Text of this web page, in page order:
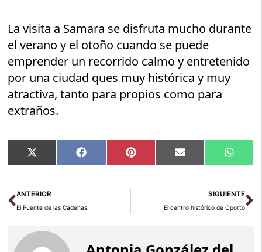
La visita a Samara se disfruta mucho durante
el verano y el otoño cuando se puede
emprender un recorrido calmo y entretenido
por una ciudad ques muy histórica y muy
atractiva, tanto para propios como para
extraños.
Compartir
en
X
(Twitter)
Compartir
en
Facebook Compartir
en
Pinterest Compartir
en
Email
en
Ant
ANTERIOR
El Puente de las Cadenas
SIGUIENTE
El centro histórico de Oporto